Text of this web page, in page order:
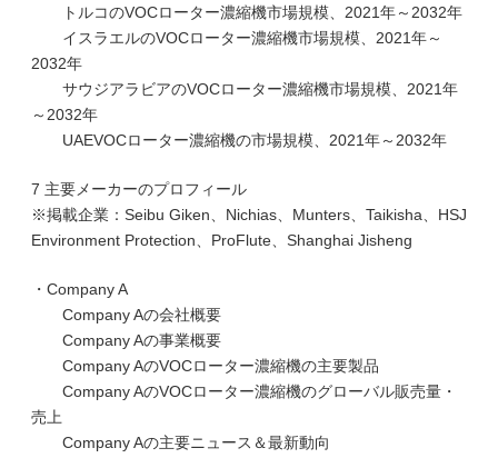
トルコのVOCローター濃縮機市場規模、2021年～2032年
イスラエルのVOCローター濃縮機市場規模、2021年～
2032年
サウジアラビアのVOCローター濃縮機市場規模、2021年
～2032年
UAEVOCローター濃縮機の市場規模、2021年～2032年
7 主要メーカーのプロフィール
※掲載企業：Seibu Giken、Nichias、Munters、Taikisha、HSJ
Environment Protection、ProFlute、Shanghai Jisheng
・Company A
Company Aの会社概要
Company Aの事業概要
Company AのVOCローター濃縮機の主要製品
Company AのVOCローター濃縮機のグローバル販売量・
売上
Company Aの主要ニュース＆最新動向